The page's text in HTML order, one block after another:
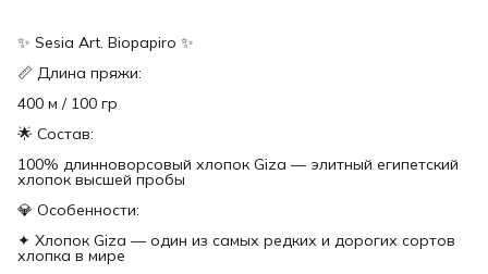
✨ Sesia Art. Biopapiro ✨
📏 Длина пряжи:
400 м / 100 гр
🌟 Состав:
100% длинноворсовый хлопок Giza — элитный египетский
хлопок высшей пробы
💎 Особенности:
✦ Хлопок Giza — один из самых редких и дорогих сортов
хлопка в мире